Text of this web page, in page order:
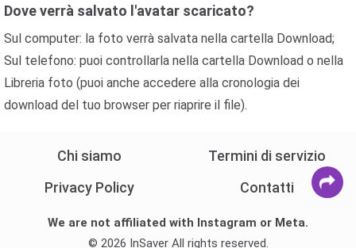
Dove verrà salvato l'avatar scaricato?
Sul computer: la foto verrà salvata nella cartella Download;
Sul telefono: puoi controllarla nella cartella Download o nella
Libreria foto (puoi anche accedere alla cronologia dei
download del tuo browser per riaprire il file).
Chi siamo
Termini di servizio
Privacy Policy
Contatti
We are not affiliated with Instagram or Meta.
© 2026 InSaver All rights reserved.